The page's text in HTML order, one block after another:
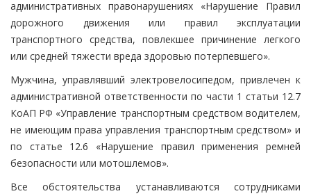
административных правонарушениях «Нарушение Правил
дорожного движения или правил эксплуатации
транспортного средства, повлекшее причинение легкого
или средней тяжести вреда здоровью потерпевшего».
Мужчина, управлявший электровелосипедом, привлечен к
административной ответственности по части 1 статьи 12.7
КоАП РФ «Управление транспортным средством водителем,
не имеющим права управления транспортным средством» и
по статье 12.6 «Нарушение правил применения ремней
безопасности или мотошлемов».
Все обстоятельства устанавливаются сотрудниками